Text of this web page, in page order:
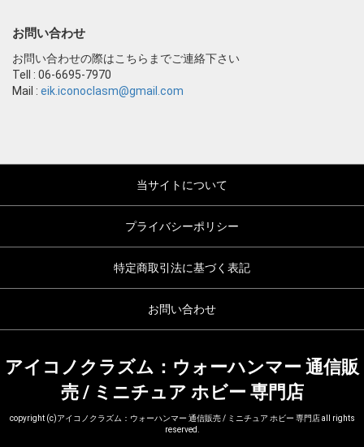
お問い合わせ
お問い合わせの際はこちらまでご連絡下さい
Tell : 06-6695-7970
Mail : eik.iconoclasm@gmail.com
当サイトについて
プライバシーポリシー
特定商取引法に基づく表記
お問い合わせ
アイコノクラズム：ウォーハンマー 通信販
売 / ミニチュア ホビー 専門店
copyright (c)アイコノクラズム：ウォーハンマー 通信販売 / ミニチュア ホビー 専門店 all rights
reserved.